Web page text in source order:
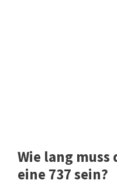
Wie lang
eine 737 sein?